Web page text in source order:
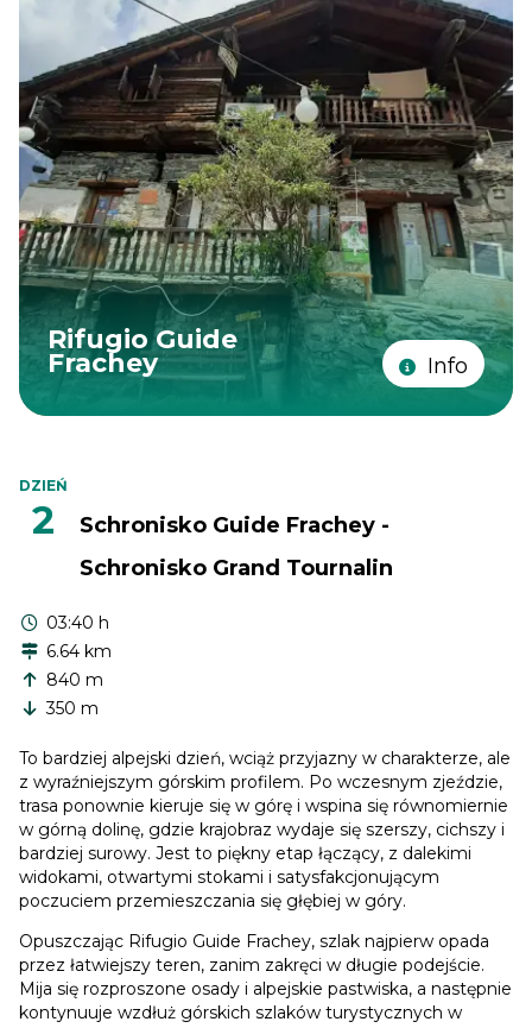
Rifugio Guide
Frachey Info
DZIEŃ
2
Schronisko Guide Frachey -
Schronisko Grand Tournalin
03:40 h
6.64 km
840 m
350 m
To bardziej alpejski dzień, wciąż przyjazny w charakterze, ale
z wyraźniejszym górskim profilem. Po wczesnym zjeździe,
trasa ponownie kieruje się w górę i wspina się równomiernie
w górną dolinę, gdzie krajobraz wydaje się szerszy, cichszy i
bardziej surowy. Jest to piękny etap łączący, z dalekimi
widokami, otwartymi stokami i satysfakcjonującym
poczuciem przemieszczania się głębiej w góry.
Opuszczając Rifugio Guide Frachey, szlak najpierw opada
przez łatwiejszy teren, zanim zakręci w długie podejście.
Mija się rozproszone osady i alpejskie pastwiska, a następnie
kontynuuje wzdłuż górskich szlaków turystycznych w